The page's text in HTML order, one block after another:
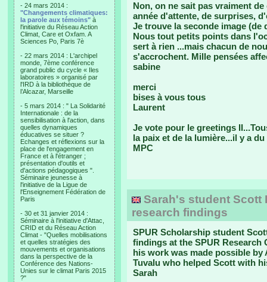
- 24 mars 2014 :
"Changements climatiques:
la parole aux témoins" à
l'initiative du Réseau Action
Climat, Care et Oxfam. A
Sciences Po, Paris 7è
- 22 mars 2014 : L'archipel
monde, 7ème conférence
grand public du cycle « Iles
laboratoires » organisé par
l'IRD à la bibliothèque de
l’Alcazar, Marseille
- 5 mars 2014 : " La Solidarité
Internationale : de la
sensibilisation à l'action, dans
quelles dynamiques
éducatives se situer ?
Echanges et réflexions sur la
place de l'engagement en
France et à l'étranger ;
présentation d'outils et
d'actions pédagogiques ".
Séminaire jeunesse à
l'initiative de la Ligue de
l'Enseignement Fédération de
Paris
- 30 et 31 janvier 2014 :
Séminaire à l'initiative d'Attac,
CRID et du Réseau Action
Climat - "Quelles mobilisations
et quelles stratégies des
mouvements et organisations
dans la perspective de la
Conférence des Nations-
Unies sur le climat Paris 2015
?"
Non, on ne sait pas vraiment
année d'attente, de surprises,
Je trouve la seconde image
Nous tout petits points dans
sert à rien ...mais chacun de
s'accrochent. Mille pensées
sabine
merci
bises à vous tous
Laurent
Je vote pour le greetings
la paix et de la lumière...il y a
MPC
Sarah's student Scott
research findings
SPUR Scholarship student
findings at the SPUR Research
his work was made possible by
Tuvalu who helped Scott with
Sarah